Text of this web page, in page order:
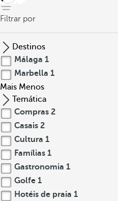
Filtrar por
Destinos
Málaga 1
Marbella 1
Mais Menos
Temática
Compras 2
Casais 2
Cultura 1
Famílias 1
Gastronomia 1
Golfe 1
Hotéis de praia 1